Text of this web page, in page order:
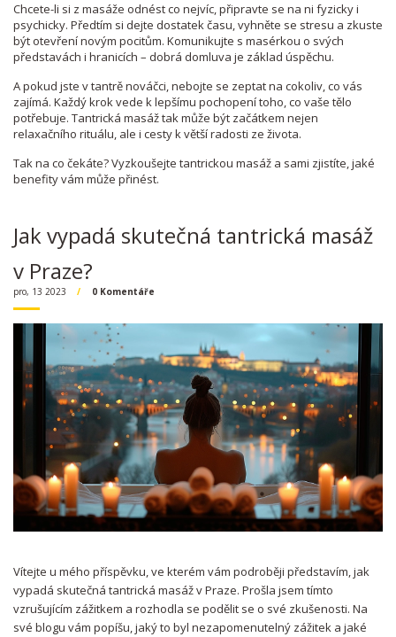
Chcete-li si z masáže odnést co nejvíc, připravte se na ni fyzicky i
psychicky. Předtím si dejte dostatek času, vyhněte se stresu a zkuste
být otevření novým pocitům. Komunikujte s masérkou o svých
představách i hranicích – dobrá domluva je základ úspěchu.
A pokud jste v tantrě nováčci, nebojte se zeptat na cokoliv, co vás
zajímá. Každý krok vede k lepšímu pochopení toho, co vaše tělo
potřebuje. Tantrická masáž tak může být začátkem nejen
relaxačního rituálu, ale i cesty k větší radosti ze života.
Tak na co čekáte? Vyzkoušejte tantrickou masáž a sami zjistíte, jaké
benefity vám může přinést.
Jak vypadá skutečná tantrická masáž
v Praze?
pro, 13 2023 0 Komentáře
Vítejte u mého příspěvku, ve kterém vám podroběji představím, jak
vypadá skutečná tantrická masáž v Praze. Prošla jsem tímto
vzrušujícím zážitkem a rozhodla se podělit se o své zkušenosti. Na
své blogu vám popíšu, jaký to byl nezapomenutelný zážitek a jaké